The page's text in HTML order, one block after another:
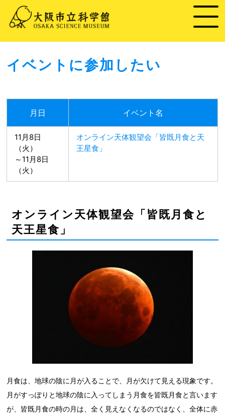
イベントに参加したい
月日 イベント名
11月8日
（火）
～11月8日
（火）
オンライン天体観望会「皆既月食と天
王星食」
オンライン天体観望会「皆既月食と
天王星食」
月食は、地球の陰に月が入ることで、月が欠けて見える現象です。
月がすっぽりと地球の陰に入ってしまう月食を皆既月食と言います
が、皆既月食の時の月は、全く見えなくなるのではなく、全体に赤